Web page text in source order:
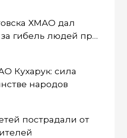
ХМАО дал
гибель людей при
Кухарук: сила
народов
пострадали от